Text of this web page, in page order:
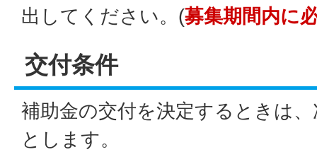
出してください。(募集期間内に
交付条件
補助金の交付を決定するときは
とします。